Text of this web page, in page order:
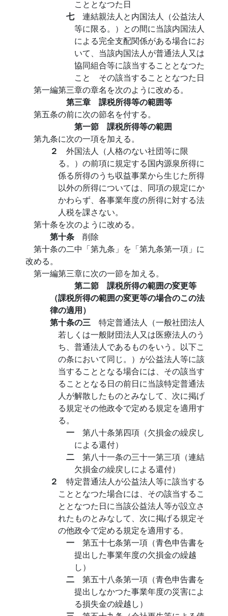
こととなつた日
七 連結親法人と内国法人（公益法人
等に限る。）との間に当該内国法人
による完全支配関係がある場合にお
いて、当該内国法人が普通法人又は
協同組合等に該当することとなつた
こと その該当することとなつた日
第一編第三章の章名を次のように改める。
第三章 課税所得等の範囲等
第五条の前に次の節名を付する。
第一節 課税所得等の範囲
第九条に次の一項を加える。
２ 外国法人（人格のない社団等に限
る。）の前項に規定する国内源泉所得に
係る所得のうち収益事業から生じた所得
以外の所得については、同項の規定にか
かわらず、各事業年度の所得に対する法
人税を課さない。
第十条を次のように改める。
第十条 削除
第十条の二中「第九条」を「第九条第一項」に
改める。
第一編第三章に次の一節を加える。
第二節 課税所得の範囲の変更等
（課税所得の範囲の変更等の場合のこの法
律の適用）
第十条の三 特定普通法人（一般社団法人
若しくは一般財団法人又は医療法人のう
ち、普通法人であるものをいう。以下こ
の条において同じ。）が公益法人等に該
当することとなる場合には、その該当す
ることとなる日の前日に当該特定普通法
人が解散したものとみなして、次に掲げ
る規定その他政令で定める規定を適用す
る。
一 第八十条第四項（欠損金の繰戻し
による還付）
二 第八十一条の三十一第三項（連結
欠損金の繰戻しによる還付）
２ 特定普通法人が公益法人等に該当する
こととなつた場合には、その該当するこ
ととなつた日に当該公益法人等が設立さ
れたものとみなして、次に掲げる規定そ
の他政令で定める規定を適用する。
一 第五十七条第一項（青色申告書を
提出した事業年度の欠損金の繰越
し）
二 第五十八条第一項（青色申告書を
提出しなかつた事業年度の災害によ
る損失金の繰越し）